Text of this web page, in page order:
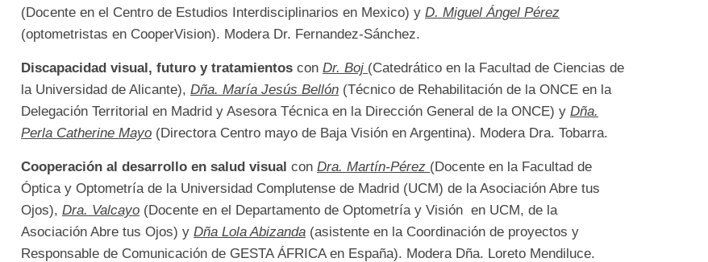
(Docente en el Centro de Estudios Interdisciplinarios en Mexico) y D. Miguel Ángel Pérez
(optometristas en CooperVision). Modera Dr. Fernandez-Sánchez.
Discapacidad visual, futuro y tratamientos con Dr. Boj (Catedrático en la Facultad de Ciencias de
la Universidad de Alicante), Dña. María Jesús Bellón (Técnico de Rehabilitación de la ONCE en la
Delegación Territorial en Madrid y Asesora Técnica en la Dirección General de la ONCE) y Dña.
Perla Catherine Mayo (Directora Centro mayo de Baja Visión en Argentina). Modera Dra. Tobarra.
Cooperación al desarrollo en salud visual con Dra. Martín-Pérez (Docente en la Facultad de
Óptica y Optometría de la Universidad Complutense de Madrid (UCM) de la Asociación Abre tus
Ojos), Dra. Valcayo (Docente en el Departamento de Optometría y Visión en UCM, de la
Asociación Abre tus Ojos) y Dña Lola Abizanda (asistente en la Coordinación de proyectos y
Responsable de Comunicación de GESTA ÁFRICA en España). Modera Dña. Loreto Mendiluce.